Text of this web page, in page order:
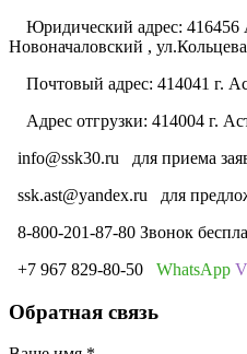
Юридический адрес: 416456
Новоначаловский ,
Почтовый адрес: 414041 г.
Адрес отгрузки: 414004 г.
info@ssk30.ru для приема
ssk.ast@yandex.ru для
8-800-201-87-80 Звонок
+7 967 829-80-50
WhatsApp
Обратная связь